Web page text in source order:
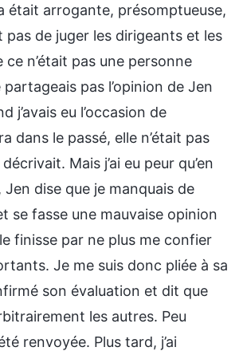
était arrogante, présomptueuse,
pas de juger les dirigeants et les
ce n’était pas une personne
pas l’opinion de Jen
j’avais eu l’occasion de
dans le passé, elle n’était pas
Mais j’ai eu peur qu’en
dise que je manquais de
se fasse une mauvaise opinion
finisse par ne plus me confier
Je me suis donc pliée à sa
son évaluation et dit que
les autres. Peu
renvoyée. Plus tard, j’ai